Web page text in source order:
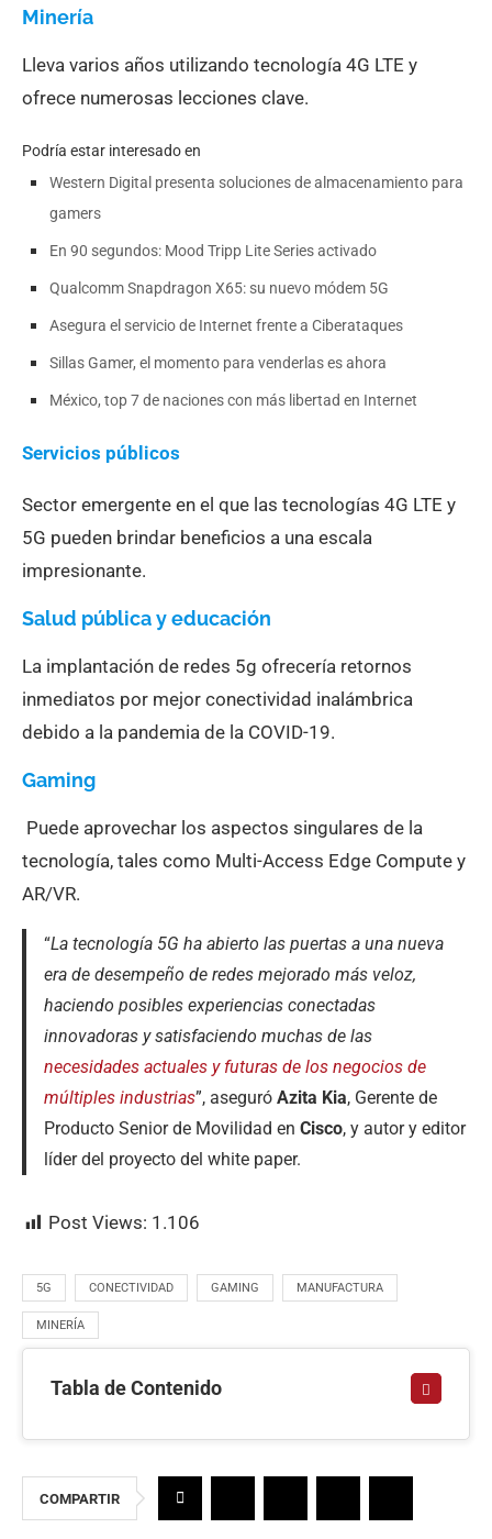
Minería
Lleva varios años utilizando tecnología 4G LTE y
ofrece numerosas lecciones clave.
Podría estar interesado en
Western Digital presenta soluciones de almacenamiento para
gamers
En 90 segundos: Mood Tripp Lite Series activado
Qualcomm Snapdragon X65: su nuevo módem 5G
Asegura el servicio de Internet frente a Ciberataques
Sillas Gamer, el momento para venderlas es ahora
México, top 7 de naciones con más libertad en Internet
Servicios públicos
Sector emergente en el que las tecnologías 4G LTE y
5G pueden brindar beneficios a una escala
impresionante.
Salud pública y educación
La implantación de redes 5g ofrecería retornos
inmediatos por mejor conectividad inalámbrica
debido a la pandemia de la COVID-19.
Gaming
Puede aprovechar los aspectos singulares de la
tecnología, tales como Multi-Access Edge Compute y
AR/VR.
“La tecnología 5G ha abierto las puertas a una nueva
era de desempeño de redes mejorado más veloz,
haciendo posibles experiencias conectadas
innovadoras y satisfaciendo muchas de las
necesidades actuales y futuras de los negocios de
múltiples industrias”, aseguró Azita Kia, Gerente de
Producto Senior de Movilidad en Cisco, y autor y editor
líder del proyecto del white paper.
Post Views: 1.106
5G CONECTIVIDAD GAMING MANUFACTURA
MINERÍA
Tabla de Contenido
COMPARTIR